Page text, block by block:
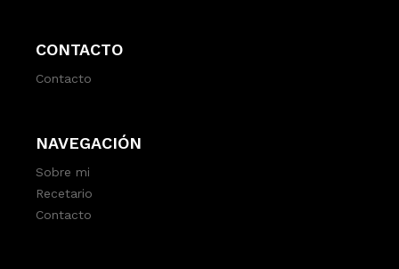
CONTACTO
Contacto
NAVEGACIÓN
Sobre mi
Recetario
Contacto